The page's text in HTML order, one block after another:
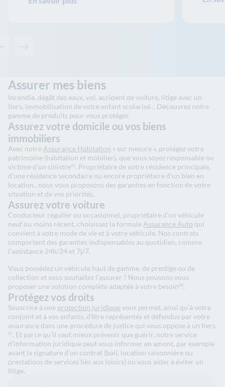
Contenu précédent - Les solutions de La Banque Postale
Contenu suivant - Les solutions de La Banque Postale
Assurer mes biens
Incendie, dégât des eaux, vol, accident de voiture, litige avec un
tiers, immobilisation de votre enfant scolarisé… Découvrez notre
gamme de produits pour vous protéger.
Assurez votre domicile ou vos biens
immobiliers
Avec notre Assurance Habitation « sur mesure », protégez votre
patrimoine (habitation et mobilier), que vous soyez responsable ou
victime d'un sinistre(3). Propriétaire de votre résidence principale,
d'une résidence secondaire ou encore propriétaire d'un bien en
location., nous vous proposons des garanties en fonction de votre
situation et de vos priorités.
Assurez votre voiture
Conducteur régulier ou occasionnel, propriétaire d'un véhicule
neuf ou moins récent, choisissez la formule Assurance Auto qui
convient à votre mode de vie et à votre véhicule. Nos contrats
comportent des garanties indispensables au quotidien, comme
l’assistance 24h/24 et 7j/7.
Vous possédez un véhicule haut de gamme, de prestige ou de
collection et vous souhaitez l’assurer ? Nous pouvons vous
proposer une solution complète adaptée à votre besoin (4).
Protégez vos droits
Souscrire à une protection juridiquevous permet, ainsi qu’à votre
conjoint et à vos enfants, d'être représentés et défendus par votre
assurance dans une procédure de justice qui vous oppose à un tiers
(5). Et parce qu’il vaut mieux prévenir que guérir, notre service
d’information juridique peut vous informer en amont, par exemple
avant la signature d’un contrat (bail, location saisonnière ou
prestations de services liés aux loisirs) ou vous aider à éviter un
litige.